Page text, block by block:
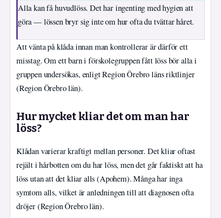
Alla kan få huvudlöss. Det har ingenting med hygien att
göra — lössen bryr sig inte om hur ofta du tvättar håret.
Att vänta på klåda innan man kontrollerar är därför ett
misstag. Om ett barn i förskolegruppen fått löss bör alla i
gruppen undersökas, enligt Region Örebro läns riktlinjer
(Region Örebro län).
Hur mycket kliar det om man har
löss?
Klådan varierar kraftigt mellan personer. Det kliar oftast
rejält i hårbotten om du har löss, men det går faktiskt att ha
löss utan att det kliar alls (Apohem). Många har inga
symtom alls, vilket är anledningen till att diagnosen ofta
dröjer (Region Örebro län).